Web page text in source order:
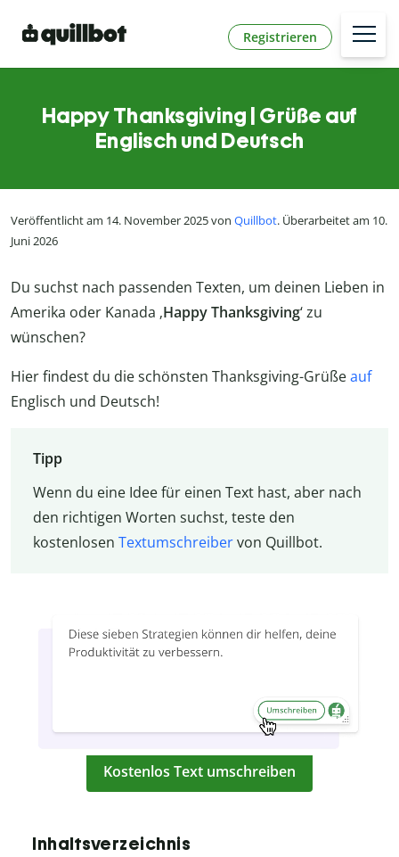
Registrieren
Happy Thanksgiving | Grüße auf
Englisch und Deutsch
Veröffentlicht am 14. November 2025 von Quillbot. Überarbeitet am 10.
Juni 2026
Du suchst nach passenden Texten, um deinen Lieben in
Amerika oder Kanada ‚Happy Thanksgiving‘ zu
wünschen?
Hier findest du die schönsten Thanksgiving-Grüßeauf
Englisch und Deutsch!
Tipp
Wenn du eine Idee für einen Text hast, aber nach
den richtigen Worten suchst, teste den
kostenlosen Textumschreibervon Quillbot.
Kostenlos Text umschreiben
Inhaltsverzeichnis